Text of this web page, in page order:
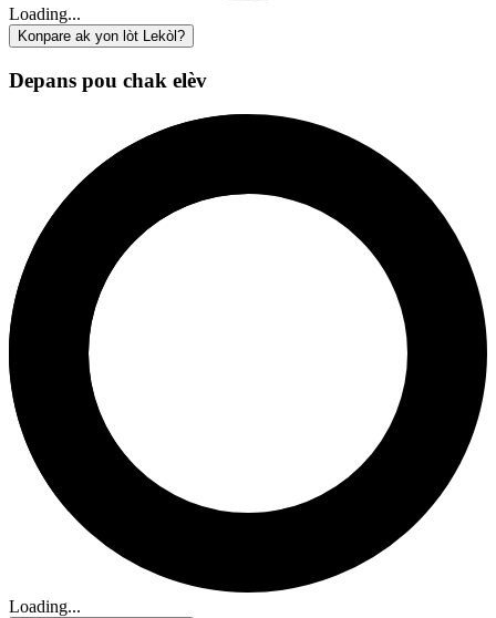
Loading...
Konpare ak yon lòt Lekòl?
Depans pou chak elèv
Loading...